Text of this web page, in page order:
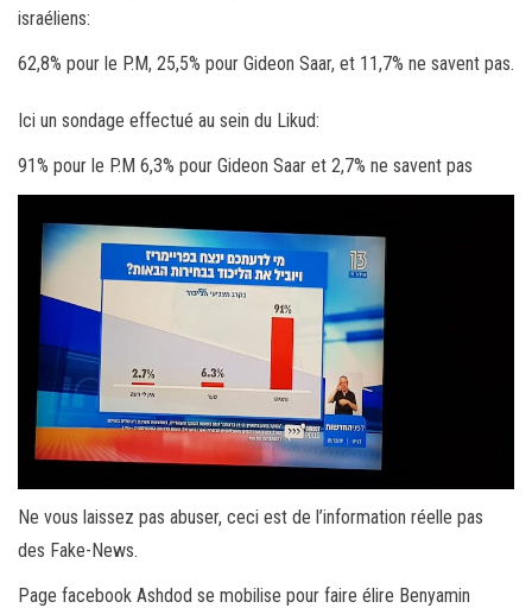
israéliens:
62,8% pour le P.M, 25,5% pour Gideon Saar, et 11,7% ne savent pas.
Ici un sondage effectué au sein du Likud:
91% pour le P.M 6,3% pour Gideon Saar et 2,7% ne savent pas
Ne vous laissez pas abuser, ceci est de l’information réelle pas
des Fake-News.
Page facebook Ashdod se mobilise pour faire élire Benyamin